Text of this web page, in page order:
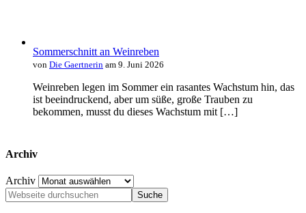
Sommerschnitt an Weinreben
von Die Gaertnerin am 9. Juni 2026
Weinreben legen im Sommer ein rasantes Wachstum hin, das
ist beeindruckend, aber um süße, große Trauben zu
bekommen, musst du dieses Wachstum mit […]
Archiv
Archiv